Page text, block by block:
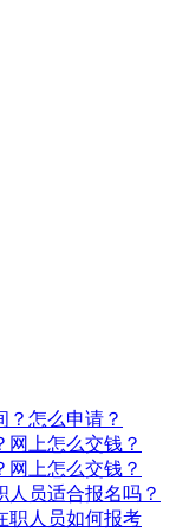
？怎么申请？
上怎么交钱？
上怎么交钱？
人员适合报名吗？
职人员如何报考